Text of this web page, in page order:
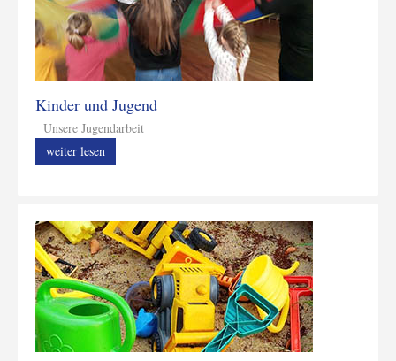
Kinder und Jugend
Unsere Jugendarbeit
weiter lesen